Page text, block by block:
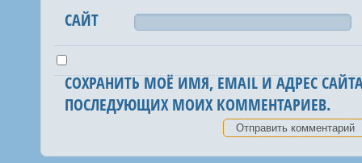
САЙТ
СОХРАНИТЬ МОЁ ИМЯ, EMAIL И АДРЕС
ПОСЛЕДУЮЩИХ МОИХ КОММЕНТАРИЕВ.